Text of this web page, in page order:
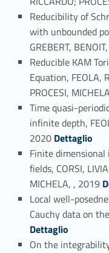
Reducibility of
with unbounded
GREBERT,
Reducible KAM
Equation, FEOLA,
PROCESI,
Time quasi-
infinite depth,
2020 Link identifier #identifier_person_198214-21
Dettaglio
Finite
fields, CORSI,
MICHELA, , 2019 Link identifier #identifier_person_195599-22
Local well-
Cauchy data on
Dettaglio
On the